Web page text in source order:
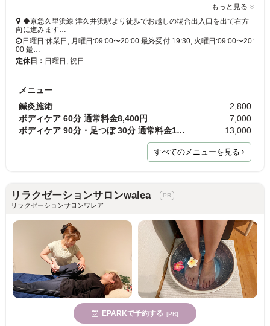
もっと見る
◆京急久里浜線 津久井浜駅より徒歩でお越しの場合出入口を出て右方
向に進みます…
日曜日:休業日, 月曜日:09:00〜20:00 最終受付 19:30, 火曜日:09:00〜20:
00 最…
定休日： 日曜日, 祝日
メニュー
鍼灸施術
2,800
ボディケア 60分 通常料金8,400円
7,000
ボディケア 90分・足つぼ 30分 通常料金16,800円
13,000
すべてのメニューを見る
リラクゼーションサロンwalea
リラクゼーションサロンワレア
EPARKで予約する [PR]